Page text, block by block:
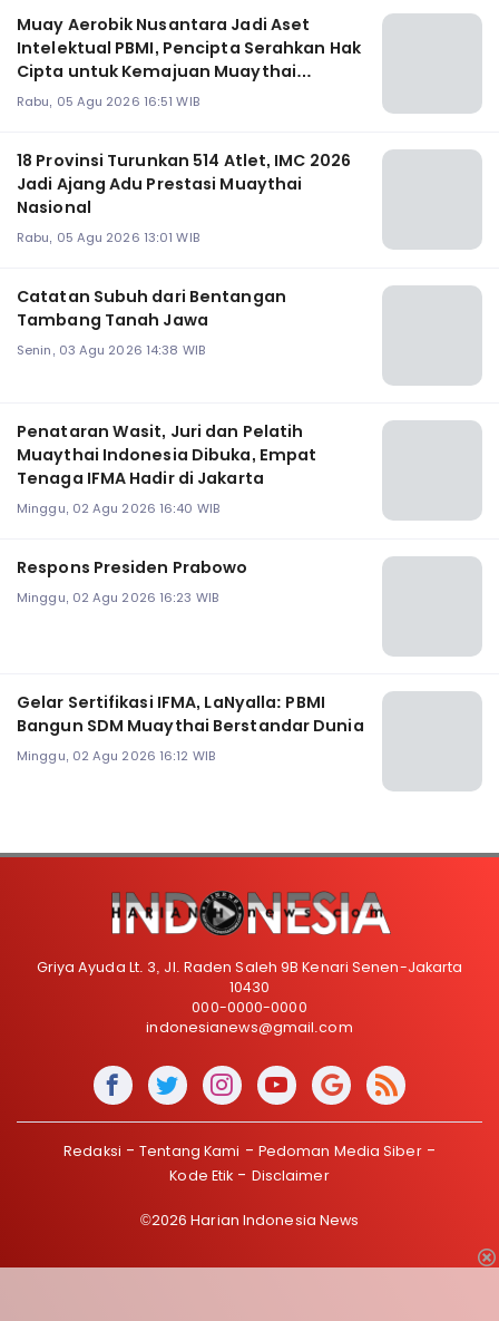
Muay Aerobik Nusantara Jadi Aset
Intelektual PBMI, Pencipta Serahkan Hak
Cipta untuk Kemajuan Muaythai
Indonesia
Rabu, 05 Agu 2026 16:51 WIB
18 Provinsi Turunkan 514 Atlet, IMC 2026
Jadi Ajang Adu Prestasi Muaythai
Nasional
Rabu, 05 Agu 2026 13:01 WIB
Catatan Subuh dari Bentangan
Tambang Tanah Jawa
Senin, 03 Agu 2026 14:38 WIB
Penataran Wasit, Juri dan Pelatih
Muaythai Indonesia Dibuka, Empat
Tenaga IFMA Hadir di Jakarta
Minggu, 02 Agu 2026 16:40 WIB
Respons Presiden Prabowo
Minggu, 02 Agu 2026 16:23 WIB
Gelar Sertifikasi IFMA, LaNyalla: PBMI
Bangun SDM Muaythai Berstandar Dunia
Minggu, 02 Agu 2026 16:12 WIB
Griya Ayuda Lt. 3, Jl. Raden Saleh 9B Kenari Senen-Jakarta
10430
000-0000-0000
indonesianews@gmail.com
Redaksi Tentang Kami
Pedoman Media Siber
Kode Etik
Disclaimer
©2026 Harian Indonesia News